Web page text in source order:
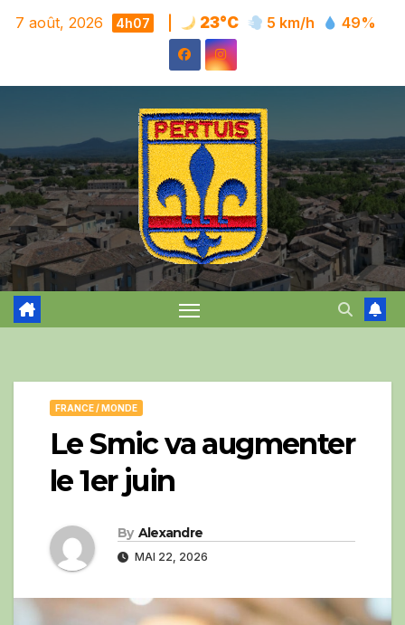
Skip
7 août, 2026 4h07 23°C 5 km/h 49%
FRANCE / MONDE
Le Smic va augmenter
le 1er juin
By Alexandre
MAI 22, 2026